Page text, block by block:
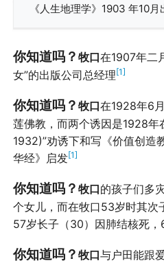
《人生地理学》1903 年10月
你知道吗？牧口在1907年二
女”的出版公司总经理[1]
你知道吗？牧口在1928年6
莲佛教，而两个诱因是1928
1932)”劝诱下和写《价值创造
华经》启发[1]
你知道吗？牧口的孩子们多
个女儿，而在牧口53岁时其次
57岁长子（30）因肺结核死
你知道吗？牧口与户田能跟